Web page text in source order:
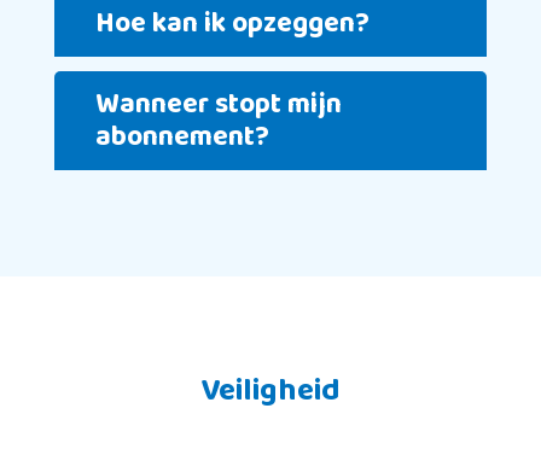
Hoe kan ik opzeggen?
Wanneer stopt mijn
abonnement?
Veiligheid